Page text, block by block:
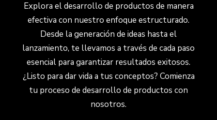
Explora el desarrollo de productos de manera
efectiva con nuestro enfoque estructurado.
Desde la generación de ideas hasta el
lanzamiento, te llevamos a través de cada paso
esencial para garantizar resultados exitosos.
¿Listo para dar vida a tus conceptos? Comienza
tu proceso de desarrollo de productos con
nosotros.